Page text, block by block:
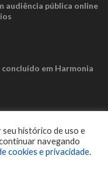
audiência pública online
em Harmonia
histórico de uso e
navegando
cookies e privacidade.